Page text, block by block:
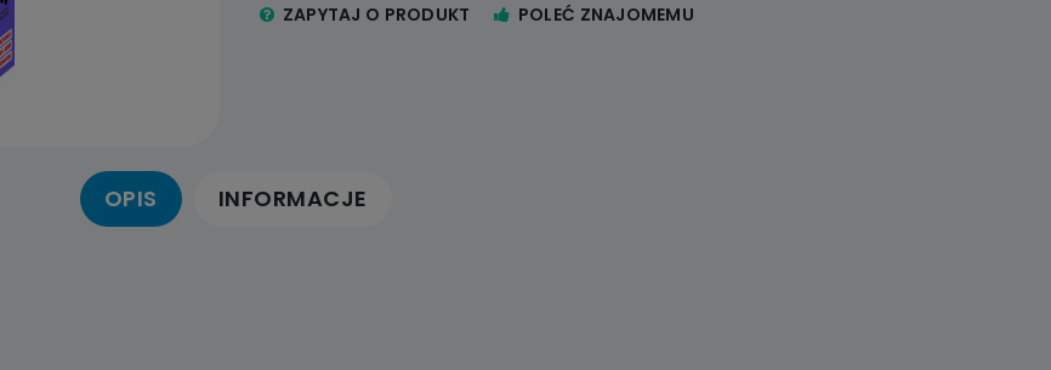
ZAPYTAJ O PRODUKT POLEĆ ZNAJOMEMU
OPIS INFORMACJE